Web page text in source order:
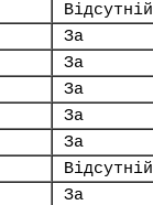
Відсутній
За
За
За
За
За
Відсутній
За